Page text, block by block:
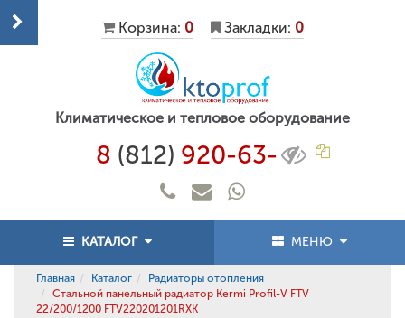
Корзина: 0 Закладки: 0
Климатическое и тепловое оборудование
8 (812) 920-63-
КАТАЛОГ МЕНЮ
Главная Каталог
Радиаторы отопления
Стальной панельный радиатор Kermi Profil-V FTV
22/200/1200 FTV220201201RXK